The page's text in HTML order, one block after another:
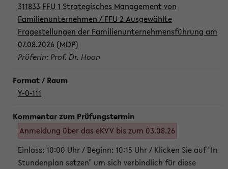
311833 FFU 1 Strategisches Management von
Familienunternehmen / FFU 2 Ausgewählte
Fragestellungen der Familienunternehmensführung am
07.08.2026 (MDP)
Prüferin: Prof. Dr. Hoon
Y-0-111
Anmeldung über das eKVV bis zum 03.08.26
Einlass: 10:00 Uhr / Beginn: 10:15 Uhr / Klicken Sie auf "In
Stundenplan setzen" um sich verbindlich für diese